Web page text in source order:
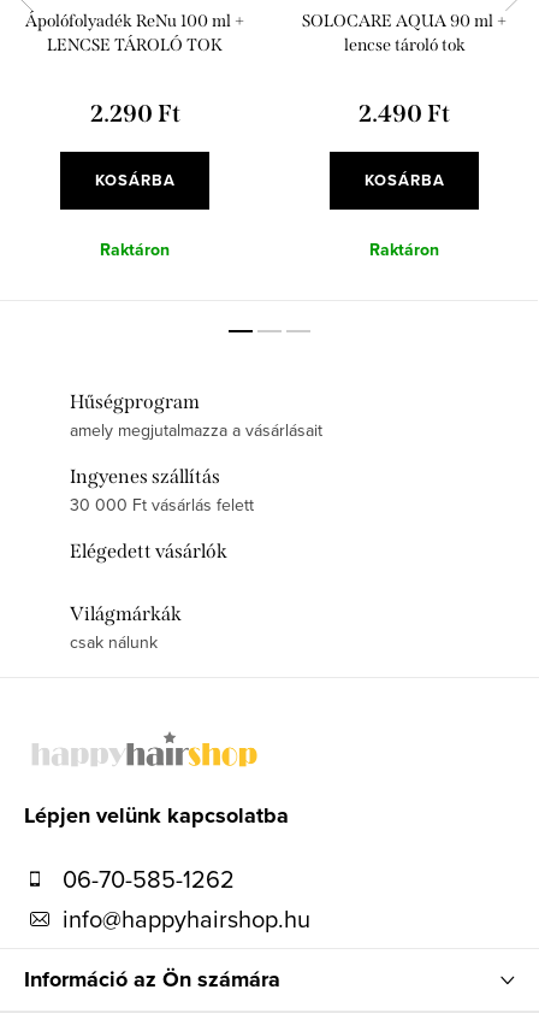
Ápolófolyadék ReNu 100 ml +
LENCSE TÁROLÓ TOK
2.290 Ft
KOSÁRBA
Raktáron
SOLOCARE AQUA 90 ml +
lencse tároló tok
2.490 Ft
KOSÁRBA
Raktáron
Hűségprogram
amely megjutalmazza a vásárlásait
Ingyenes szállítás
30 000 Ft vásárlás felett
Elégedett vásárlók
Világmárkák
csak nálunk
Lépjen velünk kapcsolatba
06-70-585-1262
info@happyhairshop.hu
Információ az Ön számára